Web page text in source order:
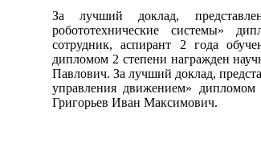
За лучший доклад,
робототехнические системы»
сотрудник, аспирант 2 года
дипломом 2 степени награжден
Павлович. За лучший доклад,
управления движением»
Григорьев Иван Максимович.